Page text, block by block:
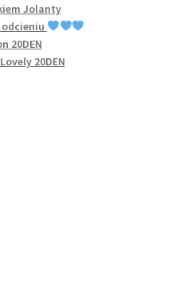
Jolanty
20DEN
20DEN